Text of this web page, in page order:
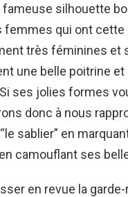
fameuse silhouette
femmes qui ont
très féminines et
une belle poitrine
ses jolies formes
donc à nous
sablier” en
camouflant ses
en revue la